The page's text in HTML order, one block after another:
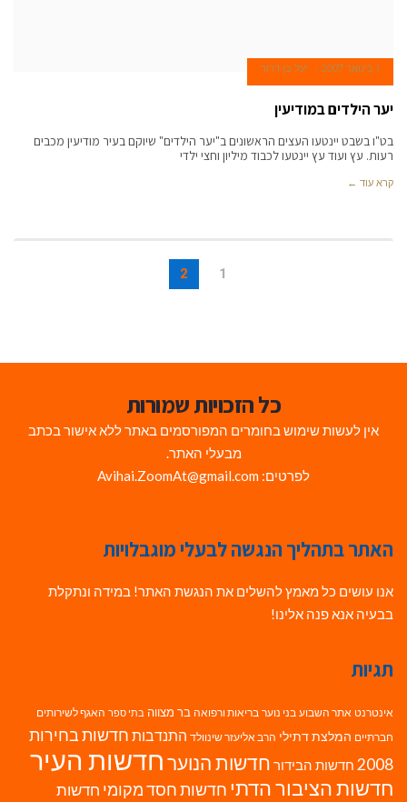
1 בינואר 2007 יעל בן דרור
יער הילדים במודיעין
בט"ו בשבט יינטעו העצים הראשונים ב"יער הילדים" שיוקם בעיר מודיעין מכבים
רעות. עץ ועוד עץ יינטעו לכבוד מיליון וחצי ילדי
קרא עוד ←
1
2
כל הזכויות שמורות
אין לעשות שימוש בחומרים המפורסמים באתר ללא אישור בכתב
מבעלי האתר.
לפרטים: Avihai.ZoomAt@gmail.com
האתר בתהליך הנגשה לבעלי מוגבלויות
אנו עושים כל מאמץ להשלים את הנגשת האתר! במידה ונתקלת
בבעיה אנא פנה אלינו!
תגיות
אינטרנט אתר השבוע בני נוער בריאות ורפואה בר מצווה בתי ספר האגף לשירותים
חברתיים המלצת דתילי הרב אליעזר שינוולד התנדבות חדשות בחירות
2008 חדשות הבידור חדשות הנוערחדשות העיר
חדשות הציבור הדתי חדשות חסד מקומי חדשות